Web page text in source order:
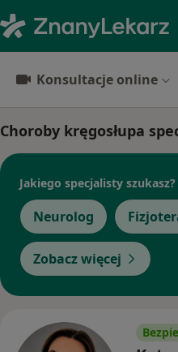
Konsultacje online
Choroby kręgosłupa
Jakiego specjalisty szukasz?
Neurolog
Zobacz więcej